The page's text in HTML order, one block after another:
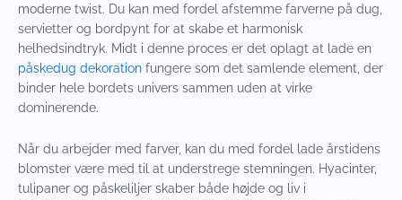
moderne twist. Du kan med fordel afstemme farverne på dug,
servietter og bordpynt for at skabe et harmonisk
helhedsindtryk. Midt i denne proces er det oplagt at lade en
påskedug dekoration fungere som det samlende element, der
binder hele bordets univers sammen uden at virke
dominerende.
Når du arbejder med farver, kan du med fordel lade årstidens
blomster være med til at understrege stemningen. Hyacinter,
tulipaner og påskeliljer skaber både højde og liv i